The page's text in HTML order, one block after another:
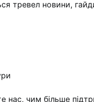
тревел новини,
нас, чим більше